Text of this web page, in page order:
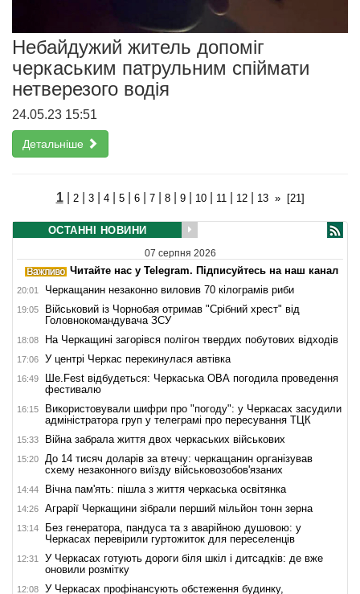
Небайдужий житель допоміг
черкаським патрульним спіймати
нетверезого водія
24.05.23 15:51
Детальніше
1| 2| 3| 4| 5| 6| 7| 8| 9| 10| 11 12| 13 » [21]
ОСТАННІ НОВИНИ
07 серпня 2026
Читайте нас у Telegram. Підписуйтесь на наш канал
20:01 Черкащанин незаконно виловив 70 кілограмів риби
19:05
Військовий із Чорнобая отримав "Срібний хрест" від
Головнокомандувача ЗСУ
18:08 На Черкащині загорівся полігон твердих побутових відходів
17:06 У центрі Черкас перекинулася автівка
16:49
Ше.Fest відбудеться: Черкаська ОВА погодила проведення
фестивалю
16:15
Використовували шифри про "погоду": у Черкасах засудили
адміністратора груп у телеграмі про пересування ТЦК
15:33 Війна забрала життя двох черкаських військових
15:20
До 14 тисяч доларів за втечу: черкащанин організував
схему незаконного виїзду військовозобов'язаних
14:44 Вічна пам'ять: пішла з життя черкаська освітянка
14:26 Аграрії Черкащини зібрали перший мільйон тонн зерна
13:14
Без генератора, пандуса та з аварійною душовою: у
Черкасах перевірили гуртожиток для переселенців
12:31
У Черкасах готують дороги біля шкіл і дитсадків: де вже
оновили розмітку
12:08 У Черкасах профінансують обстеження будинку,